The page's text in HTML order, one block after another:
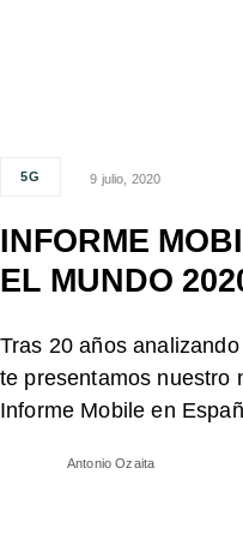
5G 9 julio, 2020
INFORME
EL MUNDO
Tras 20 años
te presentamos nuestro
Informe Mobile en
Antonio Ozaita